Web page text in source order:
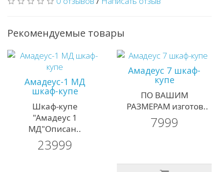
Рекомендуемые товары
Амадеус-1 MД
шкаф-купе
Шкаф-купе
"Амадеус 1
МД"Описан..
23999
Амадеус 7 шкаф-
купе
ПО ВАШИМ
РАЗМЕРАМ изготов..
7999